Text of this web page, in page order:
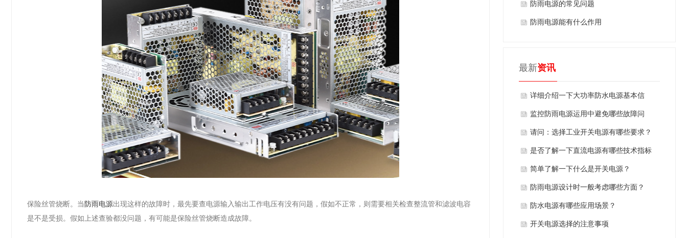
保险丝管烧断。当 防雨电源出现这样的故障时，最先要查电源输入输出工作电压有没有问题，假如不正常，则需要相关检查整流管和滤波电容
是不是受损。假如上述查验都没问题，有可能是保险丝管烧断造成故障。
​防雨电源的常见问题
防雨电源能有什么作用
最新资讯
详细介绍一下大功率防水电源基本信
息！
监控防雨电源运用中避免哪些故障问
题？
请问：选择工业开关电源有哪些要求？
是否了解一下直流电源有哪些技术指标
要求？
简单了解一下什么是开关电源？
防雨电源设计时一般考虑哪些方面？
防水电源有哪些应用场景？
​开关电源选择的注意事项